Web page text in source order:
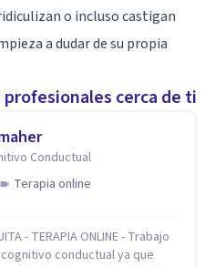
o incluso castigan
a dudar de su propia
cerca de ti
Conductual
Terapia online
- TERAPIA ONLINE - Trabajo
conductual ya que